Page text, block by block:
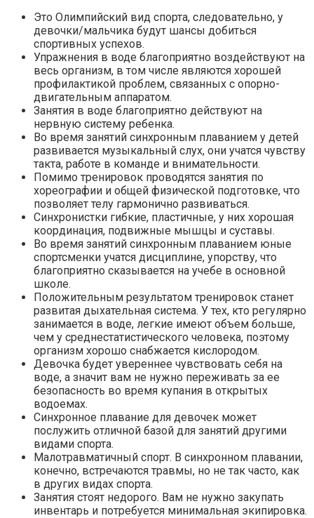
Это Олимпийский вид спорта, следовательно, у
девочки/мальчика будут шансы добиться
спортивных успехов.
Упражнения в воде благоприятно воздействуют на
весь организм, в том числе являются хорошей
профилактикой проблем, связанных с опорно-
двигательным аппаратом.
Занятия в воде благоприятно действуют на
нервную систему ребенка.
Во время занятий синхронным плаванием у детей
развивается музыкальный слух, они учатся чувству
такта, работе в команде и внимательности.
Помимо тренировок проводятся занятия по
хореографии и общей физической подготовке, что
позволяет телу гармонично развиваться.
Синхронистки гибкие, пластичные, у них хорошая
координация, подвижные мышцы и суставы.
Во время занятий синхронным плаванием юные
спортсменки учатся дисциплине, упорству, что
благоприятно сказывается на учебе в основной
школе.
Положительным результатом тренировок станет
развитая дыхательная система. У тех, кто регулярно
занимается в воде, легкие имеют объем больше,
чем у среднестатистического человека, поэтому
организм хорошо снабжается кислородом.
Девочка будет увереннее чувствовать себя на
воде, а значит вам не нужно переживать за ее
безопасность во время купания в открытых
водоемах.
Синхронное плавание для девочек может
послужить отличной базой для занятий другими
видами спорта.
Малотравматичный спорт. В синхронном плавании,
конечно, встречаются травмы, но не так часто, как
в других видах спорта.
Занятия стоят недорого. Вам не нужно закупать
инвентарь и потребуется минимальная экипировка.